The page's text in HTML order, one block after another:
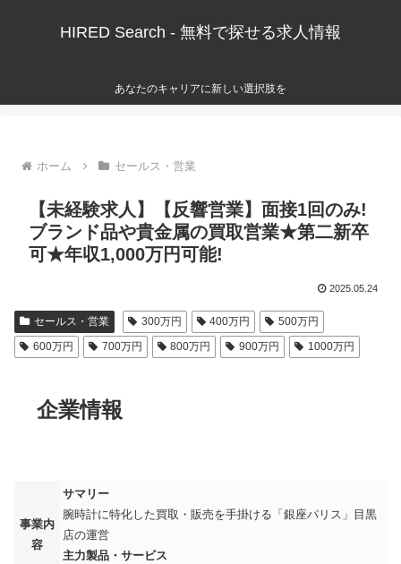
HIRED Search - 無料で探せる求人情報
あなたのキャリアに新しい選択肢を
ホーム セールス・営業
【未経験求人】【反響営業】面接1回のみ!
ブランド品や貴金属の買取営業★第二新卒
可★年収1,000万円可能!
2025.05.24
セールス・営業 300万円 400万円
500万円
600万円
700万円 800万円 900万円 1000万円
企業情報
事業内
容
サマリー
腕時計に特化した買取・販売を手掛ける「銀座パリス」目黒
店の運営
主力製品・サービス